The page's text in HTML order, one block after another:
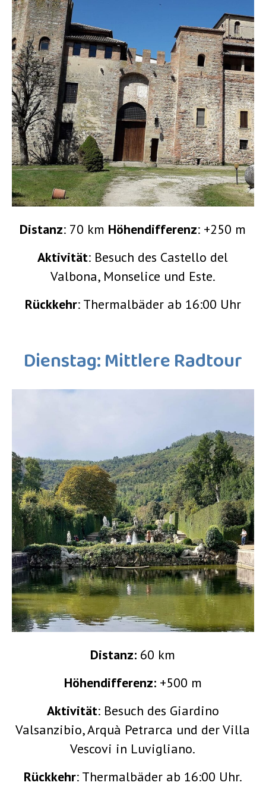
Distanz: 70 km Höhendifferenz: +250 m
Aktivität: Besuch des Castello del
Valbona, Monselice und Este.
Rückkehr: Thermalbäder ab 16:00 Uhr
Dienstag: Mittlere Radtour
Distanz: 60 km
Höhendifferenz:+500 m
Aktivität: Besuch des Giardino
Valsanzibio, Arquà Petrarca und der Villa
Vescovi in Luvigliano.
Rückkehr: Thermalbäder ab 16:00 Uhr.